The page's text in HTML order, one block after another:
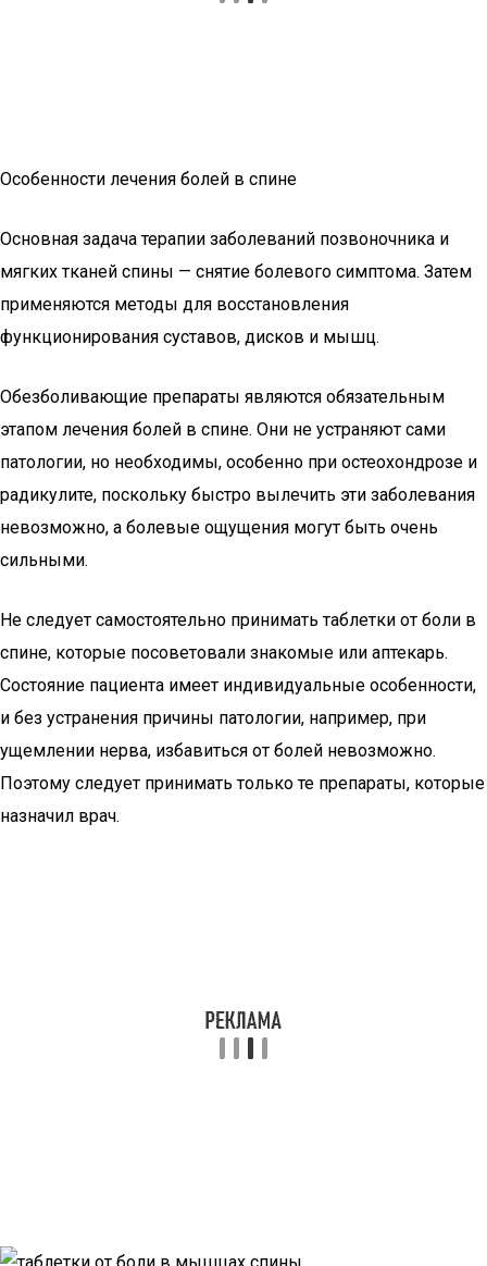
Особенности лечения болей в спине
Основная задача терапии заболеваний позвоночника и
мягких тканей спины — снятие болевого симптома. Затем
применяются методы для восстановления
функционирования суставов, дисков и мышц.
Обезболивающие препараты являются обязательным
этапом лечения болей в спине. Они не устраняют сами
патологии, но необходимы, особенно при остеохондрозе и
радикулите, поскольку быстро вылечить эти заболевания
невозможно, а болевые ощущения могут быть очень
сильными.
Не следует самостоятельно принимать таблетки от боли в
спине, которые посоветовали знакомые или аптекарь.
Состояние пациента имеет индивидуальные особенности,
и без устранения причины патологии, например, при
ущемлении нерва, избавиться от болей невозможно.
Поэтому следует принимать только те препараты, которые
назначил врач.